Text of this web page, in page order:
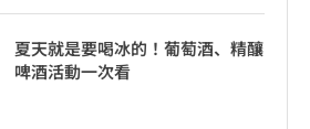
夏天就是要喝冰的！葡萄酒、精釀
啤酒活動一次看